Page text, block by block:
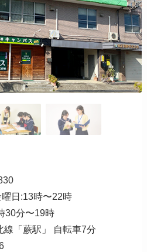
曜日:13時〜22時
30分〜19時
線「蕨駅」 自転車7分